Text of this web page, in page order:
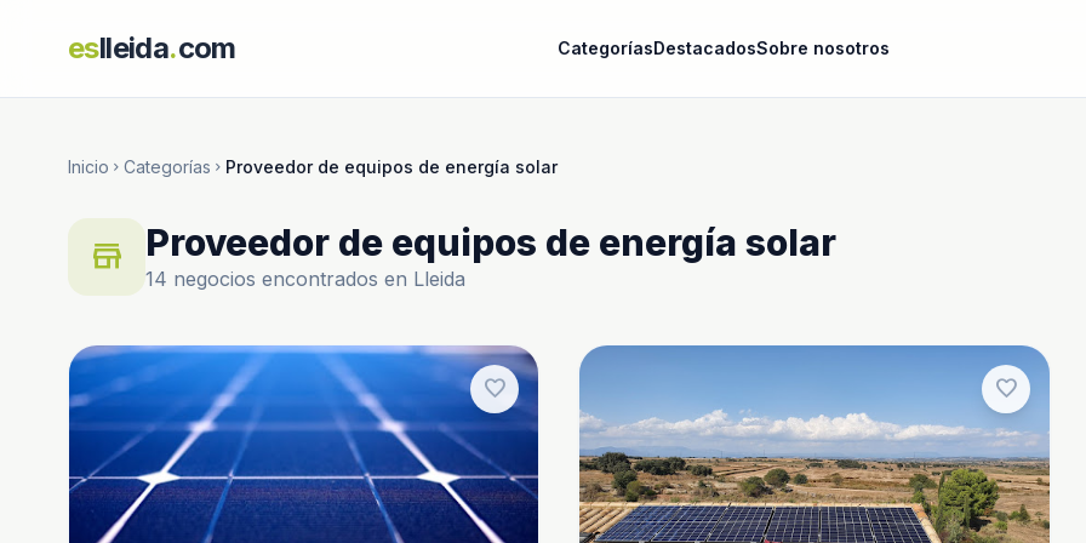
eslleida.com CategoríasDestacadosSobre nosotros
Inicio chevron_right Categorías chevron_right Proveedor de equipos de energía solar
store Proveedor de equipos de energía solar
14 negocios encontrados en Lleida
favorite favorite